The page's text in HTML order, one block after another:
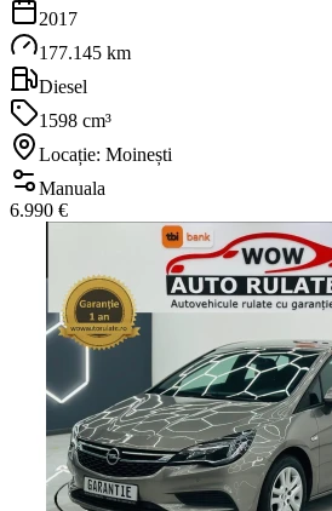
2017
177.145 km
Diesel
1598 cm³
Locație: Moinești
Manuala
6.990 €